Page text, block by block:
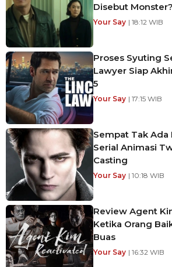
Disebut Monster?
Your Say | 18:12 WIB
Proses Syuting
Lawyer Siap
5
Your Say | 17:15 WIB
Sempat Tak
Serial Animasi
Casting
Your Say | 10:18 WIB
Review Agent
Ketika Orang
Buas
Your Say | 16:32 WIB